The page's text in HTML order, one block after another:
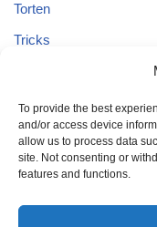
To provide the best
and/or access device
allow us to process data
site. Not consenting or
features and functions.
Torten
Tricks
Uncategorized
Vegane Kuchen